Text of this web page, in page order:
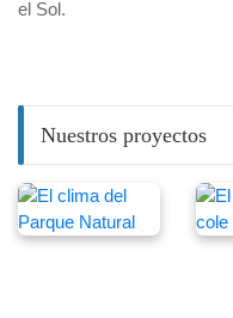
el Sol.
Nuestros proyectos